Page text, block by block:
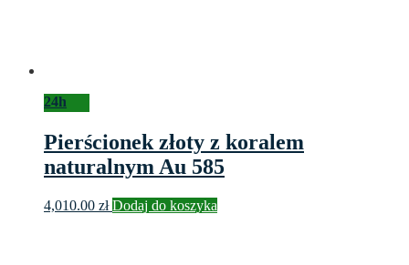
24h
Pierścionek złoty z koralem
naturalnym Au 585
4,010.00 zł Dodaj do koszyka